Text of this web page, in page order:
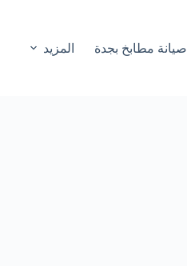
صيانة مطابخ بجدة المزيد